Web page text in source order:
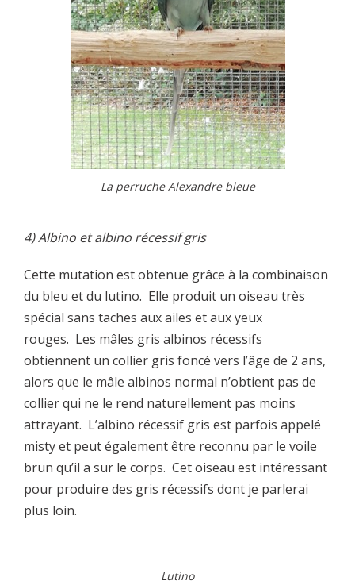
La perruche Alexandre bleue
4) Albino et albino récessif gris
Cette mutation est obtenue grâce à la combinaison
du bleu et du lutino. Elle produit un oiseau très
spécial sans taches aux ailes et aux yeux
rouges. Les mâles gris albinos récessifs
obtiennent un collier gris foncé vers l’âge de 2 ans,
alors que le mâle albinos normal n’obtient pas de
collier qui ne le rend naturellement pas moins
attrayant. L’albino récessif gris est parfois appelé
misty et peut également être reconnu par le voile
brun qu’il a sur le corps. Cet oiseau est intéressant
pour produire des gris récessifs dont je parlerai
plus loin.
Lutino